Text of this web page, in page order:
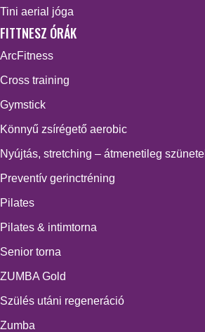
Tini aerial jóga
FITTNESZ ÓRÁK
ArcFitness
Cross training
Gymstick
Könnyű zsírégető aerobic
Nyújtás, stretching – átmenetileg szünetel
Preventív gerinctréning
Pilates
Pilates & intimtorna
Senior torna
ZUMBA Gold
Szülés utáni regeneráció
Zumba